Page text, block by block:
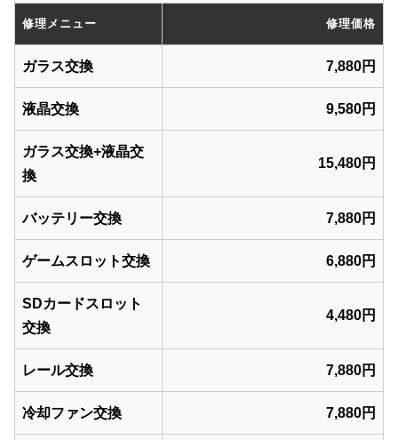
修理メニュー 修理価格
ガラス交換 7,880円
液晶交換 9,580円
ガラス交換+液晶交
換
15,480円
バッテリー交換 7,880円
ゲームスロット交換 6,880円
SDカードスロット
交換
4,480円
レール交換 7,880円
冷却ファン交換 7,880円